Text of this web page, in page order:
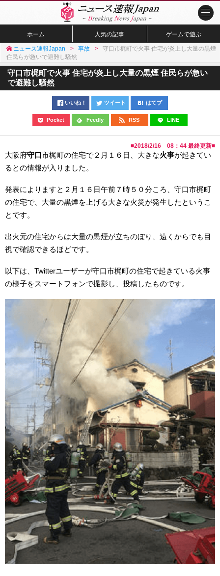
ホーム 人気の記事 ゲームで遊ぶ
ニュース速報Japan 事故
守口市梶町で火事 住宅が炎上し大量の黒煙
住民らが急いで避難し騒然
守口市梶町で火事 住宅が炎上し大量の黒煙 住民らが急い
で避難し騒然
いいね！ ツイート はてブ
Pocket Feedly RSS LINE
■2018/2/16 08：44 最終更新■
大阪府守口市梶町の住宅で２月１６日、大きな火事が起きてい
るとの情報が入りました。
発表によりますと２月１６日午前７時５０分ころ、守口市梶町
の住宅で、大量の黒煙を上げる大きな火災が発生したというこ
とです。
出火元の住宅からは大量の黒煙が立ちのぼり、遠くからでも目
視で確認できるほどです。
以下は、Twitterユーザーが守口市梶町の住宅で起きている火事
の様子をスマートフォンで撮影し、投稿したものです。